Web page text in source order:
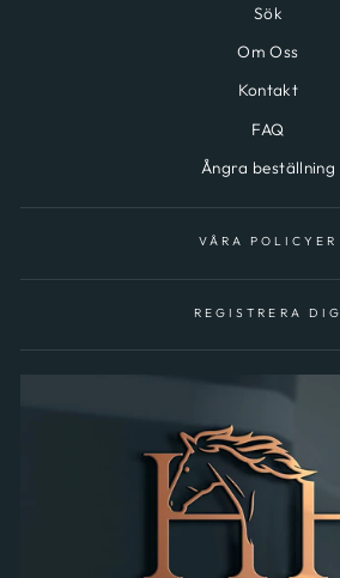
Sök
Om Oss
Kontakt
FAQ
Ångra beställning
VÅRA POLICYER
REGISTRERA DIG